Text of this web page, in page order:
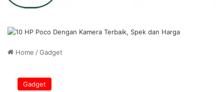
Home /Gadget
Gadget